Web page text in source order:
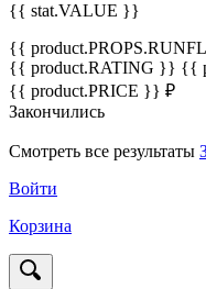
{{ stat.VALUE }}
{{
{{ product.RATING }} {{
{{ product.PRICE }} ₽
Закончились
Смотреть все результаты
Войти
Корзина